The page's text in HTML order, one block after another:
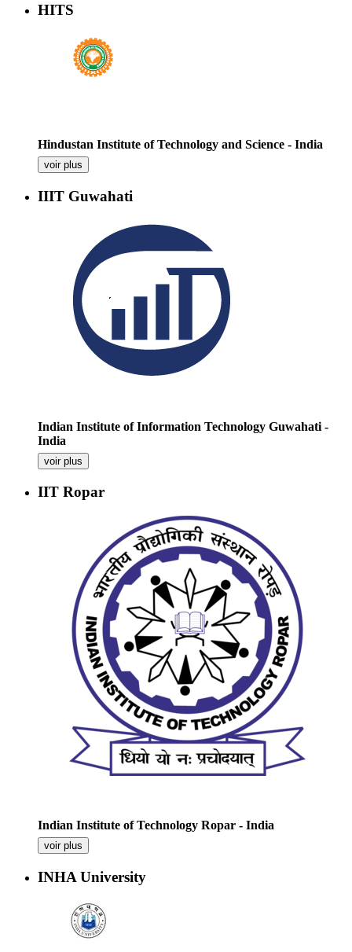
HITS
Hindustan Institute of Technology and Science - India
voir plus
IIIT Guwahati
Indian Institute of Information Technology Guwahati -
India
voir plus
IIT Ropar
Indian Institute of Technology Ropar - India
voir plus
INHA University